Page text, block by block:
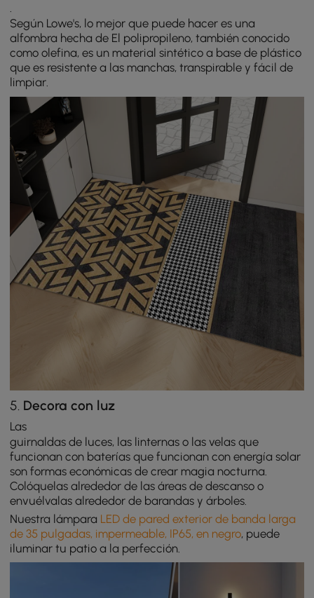
.
Según Lowe's, lo mejor que puede hacer es una
alfombra hecha de El polipropileno, también conocido
como olefina, es un material sintético a base de plástico
que es resistente a las manchas, transpirable y fácil de
limpiar.
5. Decora con luz
Las
guirnaldas de luces, las linternas o las velas que
funcionan con baterías que funcionan con energía solar
son formas económicas de crear magia nocturna.
Colóquelas alrededor de las áreas de descanso o
envuélvalas alrededor de barandas y árboles.
Nuestra lámpara LED de pared exterior de banda larga
de 35 pulgadas, impermeable, IP65, en negro, puede
iluminar tu patio a la perfección.